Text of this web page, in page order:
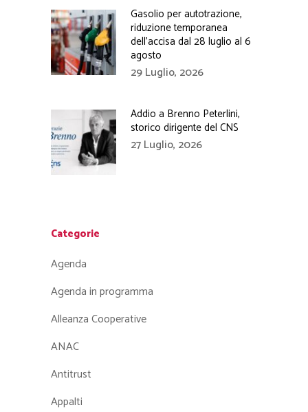
Gasolio per autotrazione,
riduzione temporanea
dell’accisa dal 28 luglio al 6
agosto
29 Luglio, 2026
Addio a Brenno Peterlini,
storico dirigente del CNS
27 Luglio, 2026
Categorie
Agenda
Agenda in programma
Alleanza Cooperative
ANAC
Antitrust
Appalti